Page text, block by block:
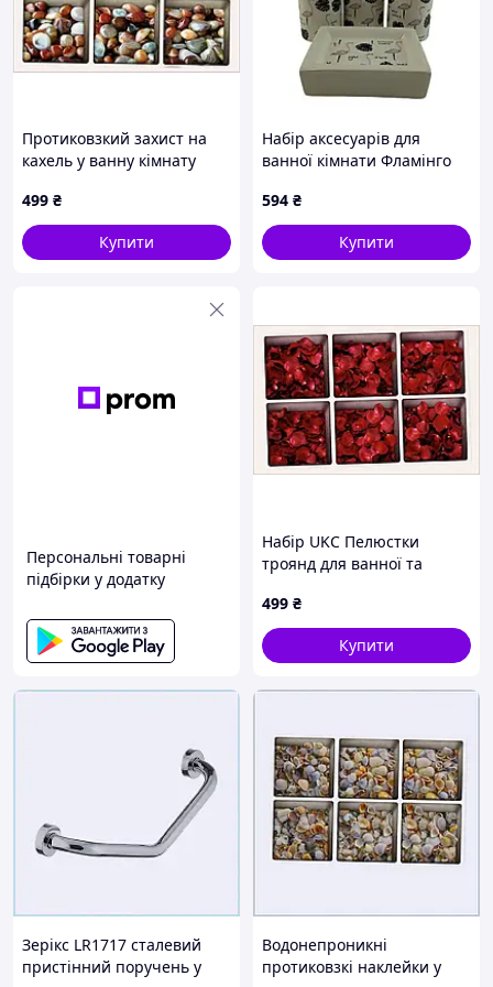
Протиковзкий захист на
кахель у ванну кімнату
499 ₴
Купити
Набір аксесуарів для
ванної кімнати Фламінго
594 ₴
Купити
Персональні товарні
підбірки у додатку
Набір UKC Пелюстки
троянд для ванної та
499 ₴
Купити
Зерікс LR1717 сталевий
пристінний поручень у
Водонепроникні
протиковзкі наклейки у